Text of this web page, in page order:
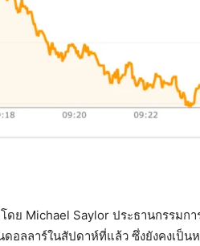
ย Michael Saylor ประธานกรรมกา
อลลาร์ในสัปดาห์ที่แล้ว ซึ่งยังคงเป็น